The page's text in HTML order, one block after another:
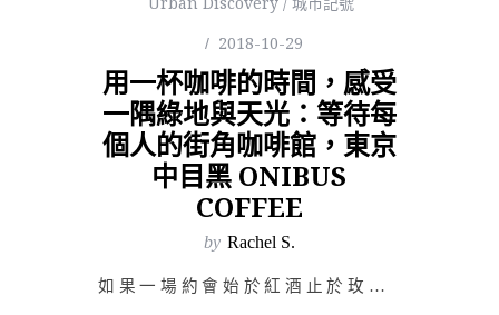
2018-10-29
用一杯咖啡的時間，感受
一隅綠地與天光：等待每
個人的街角咖啡館，東京
中目黑 ONIBUS
COFFEE
by Rachel S.
如果一場約會始於紅酒止於玫瑰，種種獨立存在時堪稱亮眼的元素，卻總是因為缺乏想像力的結合而讓人暗笑老套…